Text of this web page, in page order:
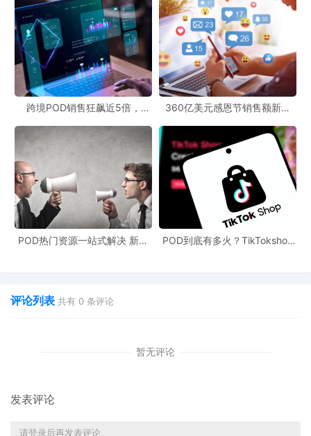
3.浮雕印花
跨境POD销售狂飙近5倍，
360亿美元感恩节销售额新纪
新风潮！
POD热门资源一站式解决 新手
POD到底有多火？TikTokshop
评论列表 共有 0 条评论
暂无评论
发表评论